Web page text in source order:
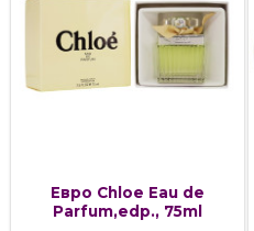
Евро Chloe Eau de
Parfum,edp., 75ml